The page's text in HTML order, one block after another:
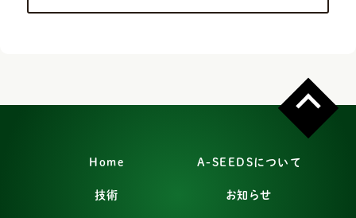
Home A-SEEDSについて
技術 お知らせ